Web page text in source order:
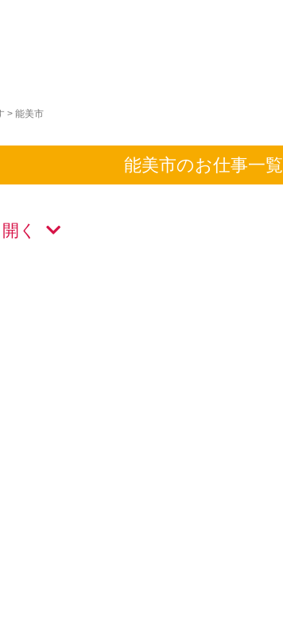
> 能美市
能美市のお仕事一覧